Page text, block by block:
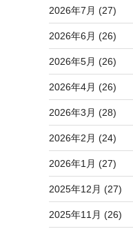
2026年7月 (27)
2026年6月 (26)
2026年5月 (26)
2026年4月 (26)
2026年3月 (28)
2026年2月 (24)
2026年1月 (27)
2025年12月 (27)
2025年11月 (26)